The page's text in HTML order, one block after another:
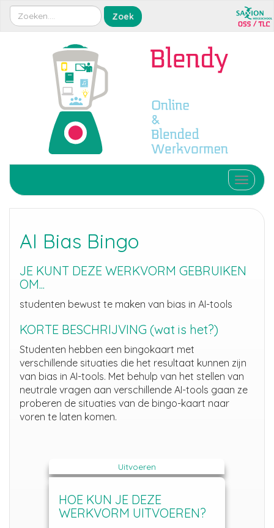
Toggle
AI Bias Bingo
JE KUNT DEZE WERKVORM GEBRUIKEN
OM...
studenten bewust te maken van bias in AI-tools
KORTE BESCHRIJVING (wat is het?)
Studenten hebben een bingokaart met
verschillende situaties die het resultaat kunnen zijn
van bias in AI-tools. Met behulp van het stellen van
neutrale vragen aan verschillende AI-tools gaan ze
proberen de situaties van de bingo-kaart naar
voren te laten komen.
Uitvoeren
HOE KUN JE DEZE
WERKVORM UITVOEREN?